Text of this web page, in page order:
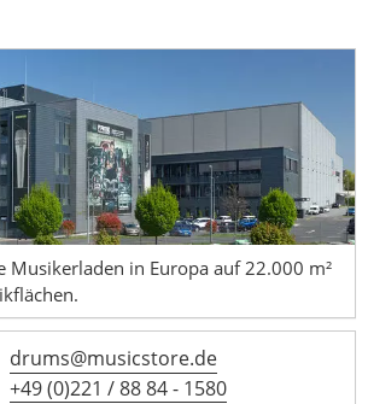
Musikerladen in Europa auf 22.000 m²
drums@musicstore.de
+49 (0)221 / 88 84 - 1580